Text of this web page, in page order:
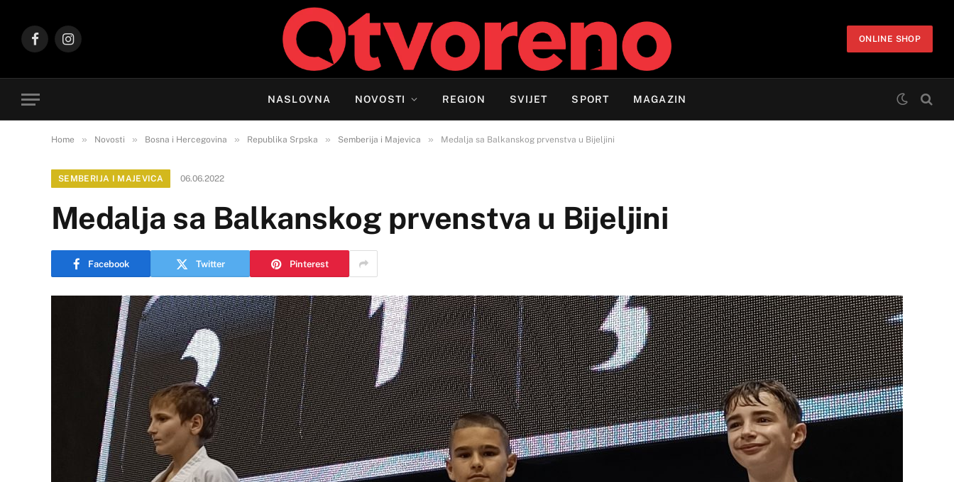
FacebookInstagram
ONLINE SHOP
NASLOVNA NOVOSTI REGION SVIJET SPORT MAGAZIN
Home » Novosti » Bosna i Hercegovina » Republika Srpska » Semberija i Majevica » Medalja sa Balkanskog prvenstva u Bijeljini
SEMBERIJA I MAJEVICA 06.06.2022
Medalja sa Balkanskog prvenstva u Bijeljini
Facebook Twitter Pinterest